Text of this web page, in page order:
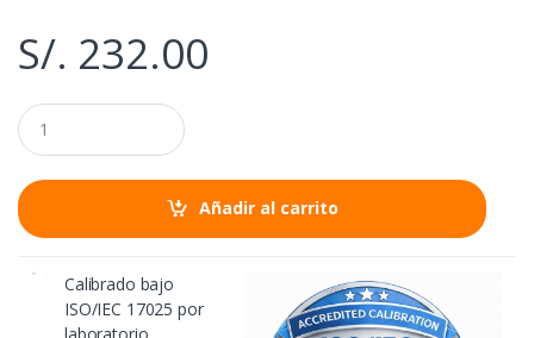
S/. 232.00
C
a
n
i
d
Añadir al carrito
Calibrado bajo
ISO/IEC 17025 por
laboratorio